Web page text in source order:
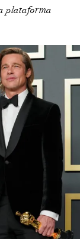
plataforma